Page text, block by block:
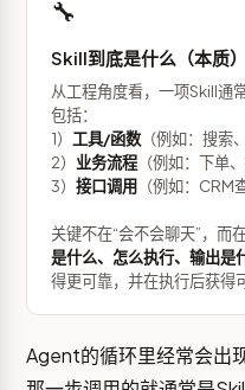
🔧
Skill到底是什么（本质）
从工程角度看，一项Skill通
包括：
1） 工具/函数 （例如：搜索
2） 业务流程 （例如：下单
3） 接口调用 （例如：CRM
关键不在“会不会聊天”，而
是什么、怎么执行、输出是
得更可靠，并在执行后获得
Agent的循环里经常会出